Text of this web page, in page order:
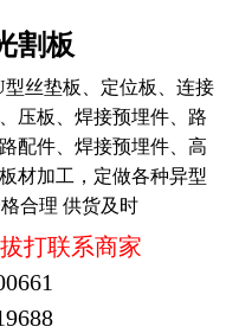
割板
丝垫板、定位板、连接
压板、焊接预埋件、路
配件、焊接预埋件、高
材加工，定做各种异型
合理 供货及时
打联系商家